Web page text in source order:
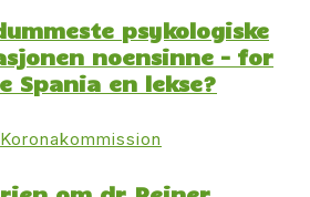
psykologiske
noensinne – for
Spania en lekse?